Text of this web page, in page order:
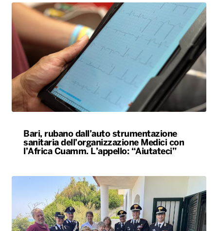
Bari, rubano dall’auto strumentazione
sanitaria dell’organizzazione Medici con
l’Africa Cuamm. L’appello: “Aiutateci”